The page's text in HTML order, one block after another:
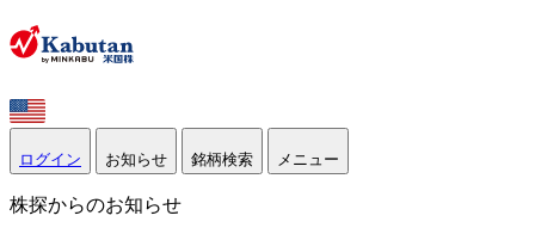
ログイン お知らせ 銘柄検索 メニュー
株探からのお知らせ